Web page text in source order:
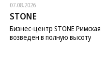
07.08.2026
STONE
Бизнес-центр STONE Римская
возведен в полную высоту